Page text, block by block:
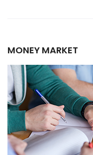
MONEY MARKET